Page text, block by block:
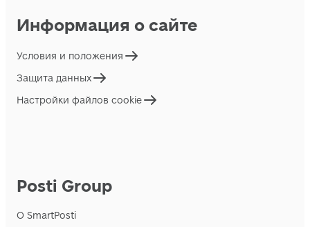
Информация о сайте
Условия и положения
Защита данных
Настройки файлов cookie
Posti Group
О SmartPosti